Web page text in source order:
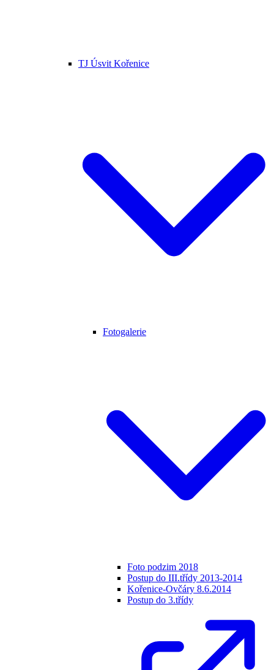
TJ Úsvit Kořenice
Fotogalerie
Foto podzim 2018
Postup do III.třídy 2013-2014
Kořenice-Ovčáry 8.6.2014
Postup do 3.třídy